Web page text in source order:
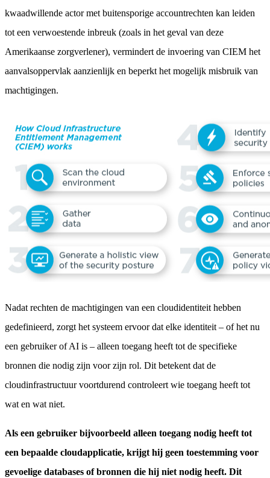
kwaadwillende actor met buitensporige accountrechten kan leiden
tot een verwoestende inbreuk (zoals in het geval van deze
Amerikaanse zorgverlener), vermindert de invoering van CIEM het
aanvalsoppervlak aanzienlijk en beperkt het mogelijk misbruik van
machtigingen.
Nadat rechten de machtigingen van een cloudidentiteit hebben
gedefinieerd, zorgt het systeem ervoor dat elke identiteit – of het nu
een gebruiker of AI is – alleen toegang heeft tot de specifieke
bronnen die nodig zijn voor zijn rol. Dit betekent dat de
cloudinfrastructuur voortdurend controleert wie toegang heeft tot
wat en wat niet.
Als een gebruiker bijvoorbeeld alleen toegang nodig heeft tot
een bepaalde cloudapplicatie, krijgt hij geen toestemming voor
gevoelige databases of bronnen die hij niet nodig heeft. Dit